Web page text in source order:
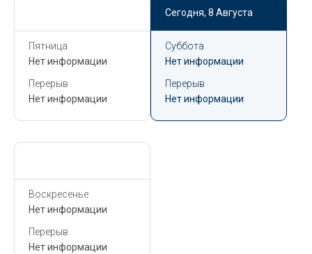
Пятница
Нет информации
Перерыв
Нет информации
Сегодня, 8 Августа
Суббота
Нет информации
Перерыв
Нет информации
Воскресенье
Нет информации
Перерыв
Нет информации